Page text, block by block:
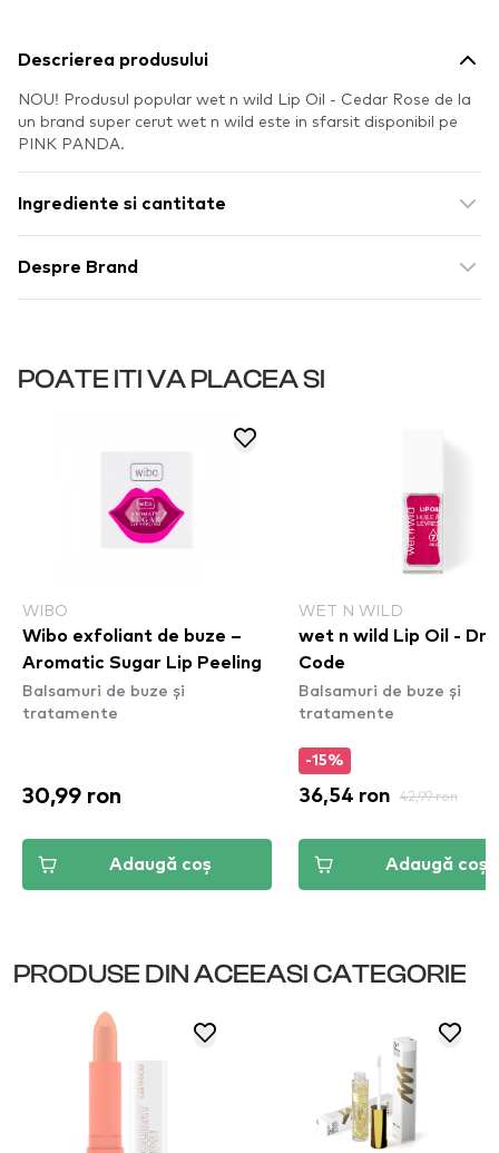
Descrierea produsului
NOU! Produsul popular wet n wild Lip Oil - Cedar Rose de la
un brand super cerut wet n wild este in sfarsit disponibil pe
PINK PANDA.
Ingrediente si cantitate
Despre Brand
POATE ITI VA PLACEA SI
WIBO
Wibo exfoliant de buze –
Aromatic Sugar Lip Peeling
Balsamuri de buze și
tratamente
30,99 ron
Adaugă coș
WET N WILD
wet n wild Lip Oil -
Code
Balsamuri de buze și
tratamente
-15%
36,54 ron 42,99 ron
Adaugă coș
PRODUSE DIN ACEEASI CATEGORIE